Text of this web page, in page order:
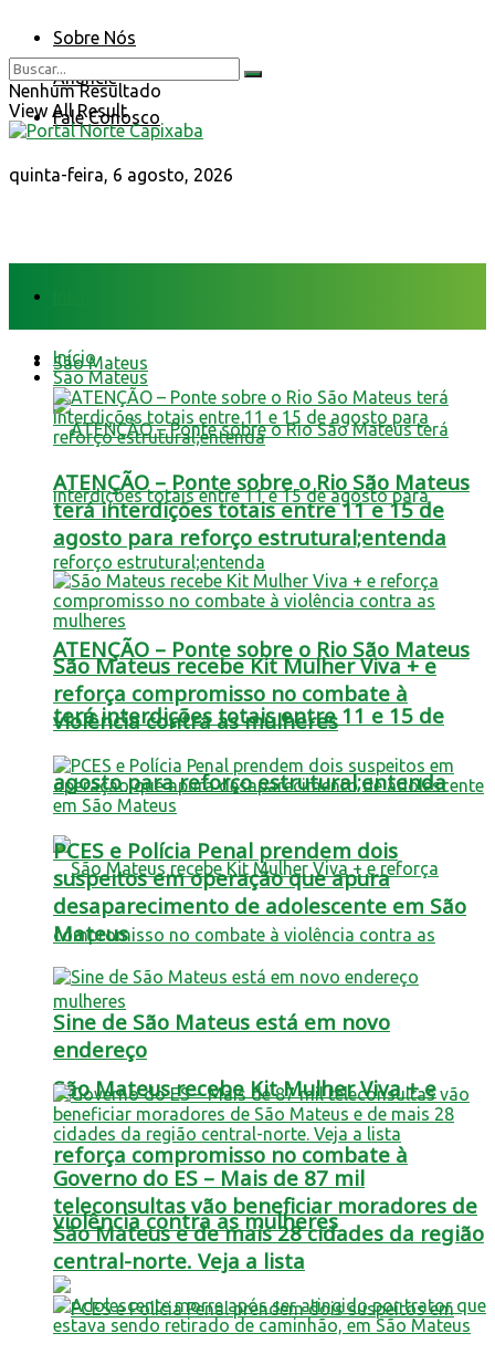
Sobre Nós
Anuncie
Fale Conosco
quinta-feira, 6 agosto, 2026
Nenhum Resultado
View All Result
São Mateus
ATENÇÃO – Ponte sobre o Rio São Mateus
terá interdições totais entre 11 e 15 de
agosto para reforço estrutural;entenda
São Mateus recebe Kit Mulher Viva + e
reforça compromisso no combate à
violência contra as mulheres
Início
São Mateus
ATENÇÃO – Ponte sobre o Rio São Mateus
terá interdições totais entre 11 e 15 de
agosto para reforço estrutural;entenda
São Mateus recebe Kit Mulher Viva + e
reforça compromisso no combate à
violência contra as mulheres
PCES e Polícia Penal prendem dois
suspeitos em operação que apura
desaparecimento de adolescente em São
Mateus
Sine de São Mateus está em novo
endereço
Governo do ES – Mais de 87 mil
teleconsultas vão beneficiar moradores de
São Mateus e de mais 28 cidades da região
central-norte. Veja a lista